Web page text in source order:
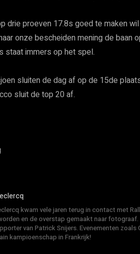
drie proeven 17.8s goed te maken
onze bescheiden mening de
staat immers op het spel.
sluiten de dag af op de 15de
sluit de top 20 af.
kwam vele jaren terug in contact met
en de overstap gemaakt naar
van Patrick Snijers. Evenementen
kampioenschap in Frankrijk!